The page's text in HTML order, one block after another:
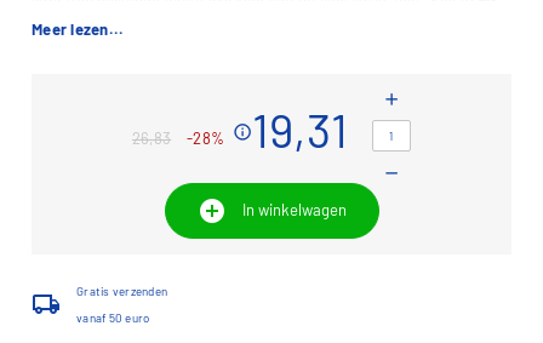
overzichtwelk filter voor uw ventilatie-unit nodig is.
webshop
Meer lezen...
26,83 -28% info19,31
add
remove
add_circle In winkelwagen
local_shipping
Gratis verzenden
vanaf 50 euro